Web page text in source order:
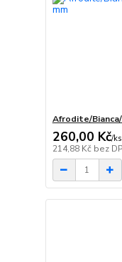
Afrodite/
260,00 Kč/ks
214,88 Kč bez